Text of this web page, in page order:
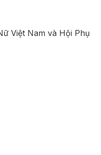
Việt Nam và Hội Phụ